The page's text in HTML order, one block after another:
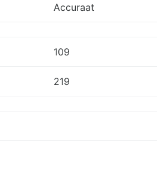
Accuraat
109
219